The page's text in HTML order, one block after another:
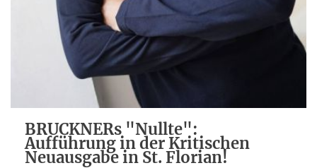
BRUCKNERs "Nullte":
Aufführung in der Kritischen
Neuausgabe in St. Florian!